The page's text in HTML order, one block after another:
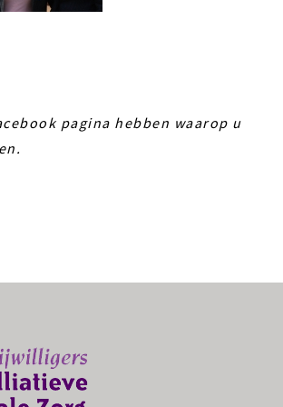
pagina hebben waarop u